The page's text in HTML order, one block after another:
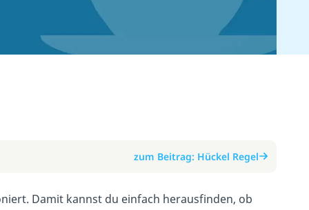
zum Beitrag: Hückel Regel
Damit kannst du einfach herausfinden, ob